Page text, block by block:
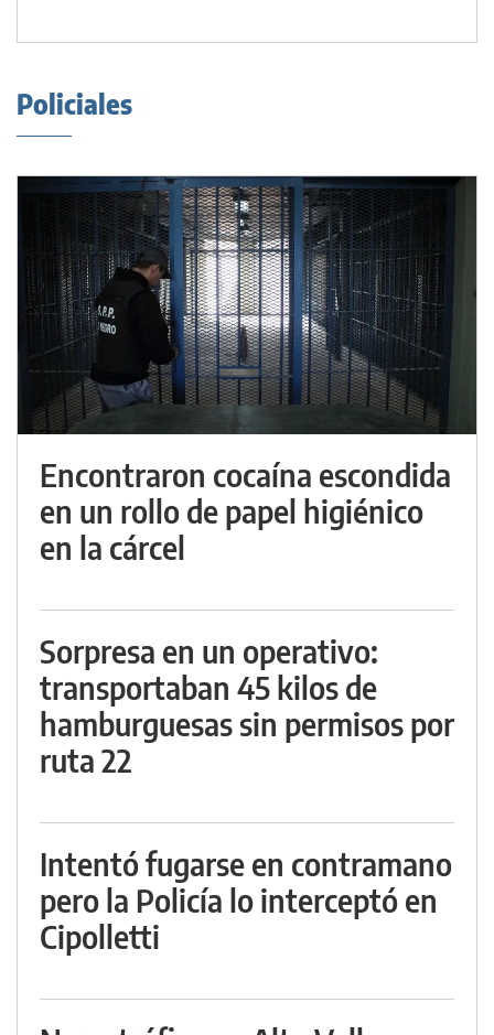
Policiales
Encontraron cocaína escondida
en un rollo de papel higiénico
en la cárcel
Sorpresa en un operativo:
transportaban 45 kilos de
hamburguesas sin permisos por
ruta 22
Intentó fugarse en contramano
pero la Policía lo interceptó en
Cipolletti